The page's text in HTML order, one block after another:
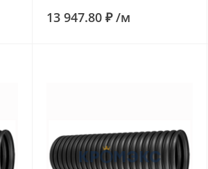
13 947.80 ₽/м